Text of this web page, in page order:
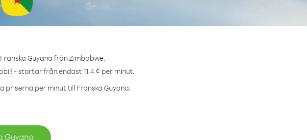
Guyana från Zimbabwe.
- startar från endast 11.4 ¢ per minut.
per minut till Franska Guyana.
Guyana